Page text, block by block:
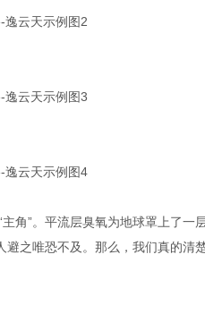
”。平流层臭氧为地球罩上了一
避之唯恐不及。那么，我们真的